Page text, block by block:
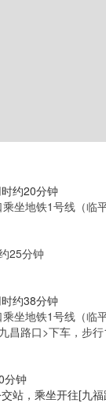
约20分钟
地铁1号线（临
25分钟
约38分钟
地铁1号线（临
昌路口>下车，步行
分钟
，乘坐开往[九福